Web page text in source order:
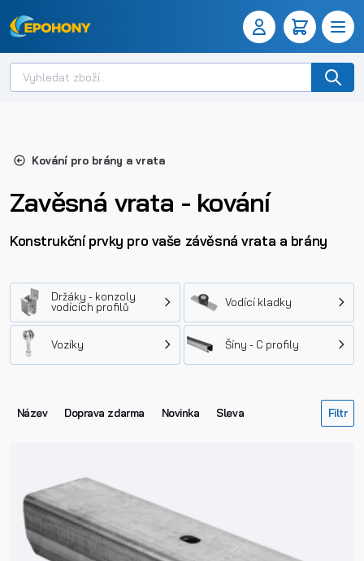
Kování pro brány a vrata
Zavěsná vrata - kování
Konstrukční prvky pro vaše závěsná vrata a brány
Držáky - konzoly
vodících profilů
Vodící kladky
Vozíky Šíny - C profily
Název Doprava zdarma Novinka Sleva